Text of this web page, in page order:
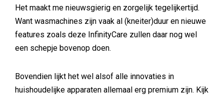
Het maakt me nieuwsgierig en zorgelijk tegelijkertijd.
Want wasmachines zijn vaak al (kneiter)duur en nieuwe
features zoals deze InfinityCare zullen daar nog wel
een schepje bovenop doen.
Bovendien lijkt het wel alsof alle innovaties in
huishoudelijke apparaten allemaal erg premium zijn. Kijk